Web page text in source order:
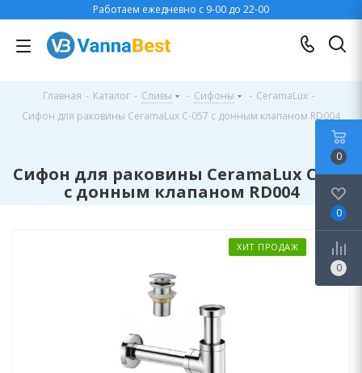
Работаем ежедневно с 9-00 до 22-00
Главная - Каталог - Сливы - Сифоны - CeramaLux -
Сифон для раковины CeramaLux C-057 с донным клапаном RD004
Сифон для раковины CeramaLux C-057
с донным клапаном RD004
ХИТ ПРОДАЖ
0
0
0